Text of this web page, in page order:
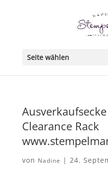
Seite wählen
Clearance Rack
von Nadine | 24.